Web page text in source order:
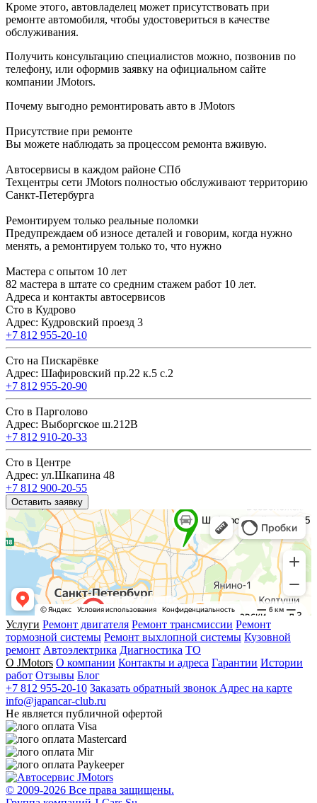
Кроме этого, автовладелец может присутствовать при
ремонте автомобиля, чтобы удостовериться в качестве
обслуживания.
Получить консультацию специалистов можно, позвонив по
телефону, или оформив заявку на официальном сайте
компании JMotors.
Почему выгодно ремонтировать авто в JMotors
Присутствие при ремонте
Вы можете наблюдать за процессом ремонта вживую.
Автосервисы в каждом районе СПб
Техцентры сети JMotors полностью обслуживают территорию
Санкт-Петербурга
Ремонтируем только реальные поломки
Предупреждаем об износе деталей и говорим, когда нужно
менять, а ремонтируем только то, что нужно
Мастера с опытом 10 лет
82 мастера в штате со средним стажем работ 10 лет.
Адреса и контакты автосервисов
Сто в Кудрово
Адрес: Кудровский проезд 3
+7 812 955-20-10
Сто на Пискарёвке
Адрес: Шафировский пр.22 к.5 с.2
+7 812 955-20-90
Сто в Парголово
Адрес: Выборгское ш.212В
+7 812 910-20-33
Сто в Центре
Адрес: ул.Шкапина 48
+7 812 900-20-55
Оставить заявку
Услуги Ремонт двигателя Ремонт трансмиссии Ремонт
тормозной системы Ремонт выхлопной системы Кузовной
ремонт Автоэлектрика Диагностика ТО
О JMotors О компании Контакты и адреса Гарантии Истории
работ Отзывы Блог
+7 812 955-20-10 Заказать обратный звонок Адрес на карте
info@japancar-club.ru
Не является публичной офертой
© 2009-2026 Все права защищены.